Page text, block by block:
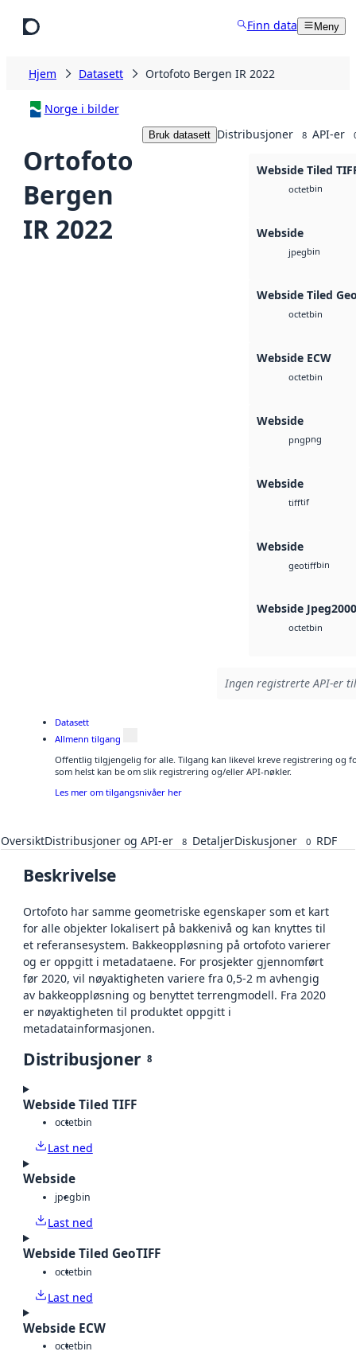
Finn data Meny
Hjem Datasett Ortofoto Bergen IR 2022
Norge i bilder
Ortofoto
Bergen
IR 2022
Bruk datasett Distribusjoner 8 API-er
Webside Tiled
octetbin
Webside
jpegbin
Webside Tiled
octetbin
Webside ECW
octetbin
Webside
pngpng
Webside
tifftif
Webside
geotiffbin
Webside Jpeg2000
octetbin
Ingen registrerte API-er
Datasett
Allmenn tilgang
Offentlig tilgjengelig for alle. Tilgang kan likevel kreve registrering og
som helst kan be om slik registrering og/eller API-nøkler.
Les mer om tilgangsnivåer her
OversiktDistribusjoner og API-er 8 DetaljerDiskusjoner 0 RDF
Beskrivelse
Ortofoto har samme geometriske egenskaper som et kart
for alle objekter lokalisert på bakkenivå og kan knyttes til
et referansesystem. Bakkeoppløsning på ortofoto varierer
og er oppgitt i metadataene. For prosjekter gjennomført
før 2020, vil nøyaktigheten variere fra 0,5-2 m avhengig
av bakkeoppløsning og benyttet terrengmodell. Fra 2020
er nøyaktigheten til produktet oppgitt i
metadatainformasjonen.
Distribusjoner 8
Webside Tiled TIFF
octetbin
Last ned
Webside
jpegbin
Last ned
Webside Tiled GeoTIFF
octetbin
Last ned
Webside ECW
octetbin